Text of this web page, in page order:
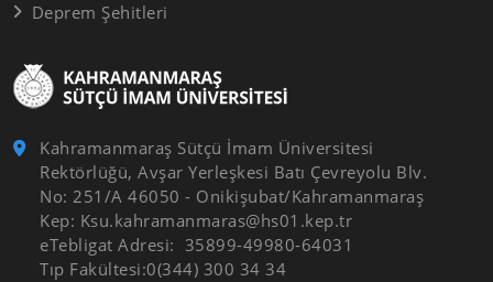
Kahramanmaraş Sütçü İmam Üniversitesi
Rektörlüğü, Avşar Yerleşkesi Batı Çevreyolu Blv.
No: 251/A 46050 - Onikişubat/Kahramanmaraş
Kep: Ksu.kahramanmaras@hs01.kep.tr
eTebligat Adresi: 35899-49980-64031
Tıp Fakültesi:0(344) 300 34 34
Deprem Şehitleri